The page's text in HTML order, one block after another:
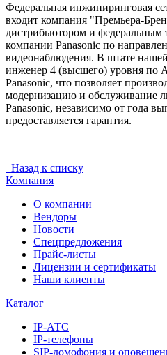
Федеральная инжиниринговая
входит компания "Премьера-
дистрибьютором и федеральным
компании Panasonic по
видеонаблюдения. В штате
инженер 4 (высшего) уровня по
Panasonic, что позволяет
модернизацию и обслуживание
Panasonic, независимо от года
предоставляется гарантия.
Назад к списку
Компания
О компании
Вендоры
Новости
Спецпредложения
Прайс-листы
Лицензии и сертификаты
Наши клиенты
Каталог
IP-АТС
IP-телефоны
SIP-домофония и